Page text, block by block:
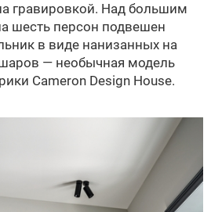
гравировкой. Над большим
шесть персон подвешен
в виде нанизанных на
— необычная модель
Cameron Design House.